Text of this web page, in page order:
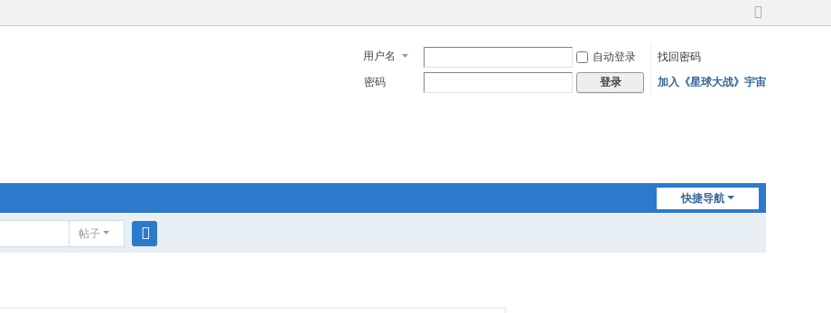
切
宽
用户名 自动登录
找回密码
密码
登录 加入《星球大战》宇宙
快捷导航
帖子